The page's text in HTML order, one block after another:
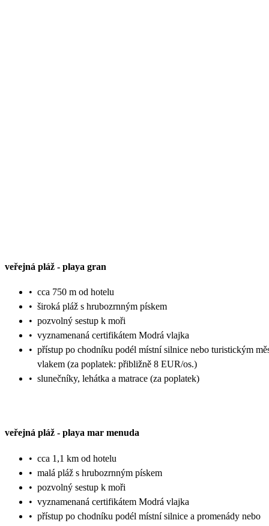
veřejná pláž - playa gran
• cca 750 m od hotelu
• široká pláž s hrubozrnným pískem
• pozvolný sestup k moři
• vyznamenaná certifikátem Modrá vlajka
• přístup po chodníku podél místní silnice nebo turistickým
vlakem (za poplatek: přibližně 8 EUR/os.)
• slunečníky, lehátka a matrace (za poplatek)
veřejná pláž - playa mar menuda
• cca 1,1 km od hotelu
• malá pláž s hrubozrnným pískem
• pozvolný sestup k moři
• vyznamenaná certifikátem Modrá vlajka
• přístup po chodníku podél místní silnice a promenády nebo